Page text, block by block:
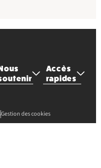
Accès
rapides
Gestion des cookies